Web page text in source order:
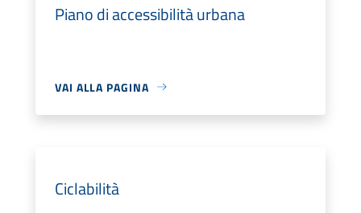
Piano di accessibilità urbana
VAI ALLA PAGINA
Ciclabilità